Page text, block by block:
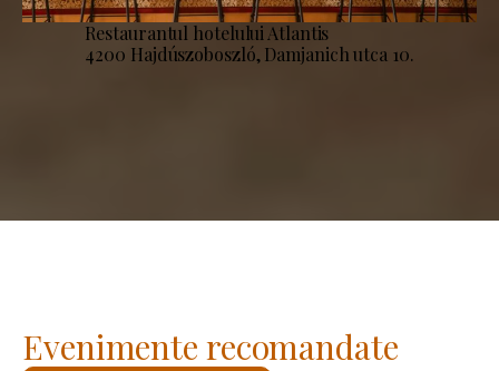
Restaurantul hotelului Atlantis
4200 Hajdúszoboszló, Damjanich utca 10.
Evenimente recomandate